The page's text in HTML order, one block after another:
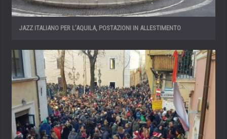
JAZZ ITALIANO PER L’AQUILA, POSTAZIONI IN ALLESTIMENTO